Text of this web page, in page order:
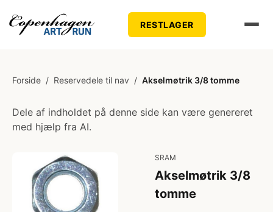
RESTLAGER
Forside / Reservedele til nav / Akselmøtrik 3/8 tomme
Dele af indholdet på denne side kan være genereret
med hjælp fra AI.
SRAM
Akselmøtrik 3/8
tomme